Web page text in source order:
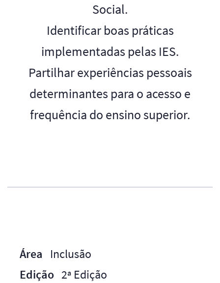
Social.
Identificar boas práticas
implementadas pelas IES.
Partilhar experiências pessoais
determinantes para o acesso e
frequência do ensino superior.
Área
Inclusão
Edição 2ª Edição